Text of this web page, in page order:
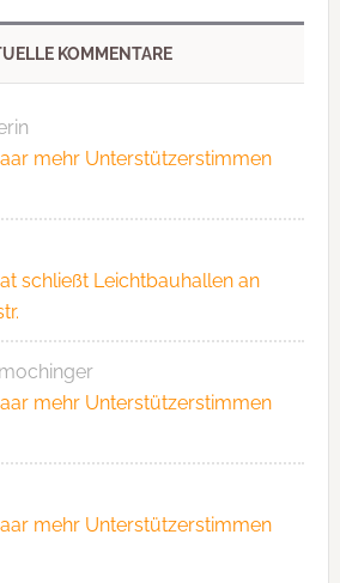
KOMMENTARE
mehr Unterstützerstimmen
schließt Leichtbauhallen an
mehr Unterstützerstimmen
mehr Unterstützerstimmen